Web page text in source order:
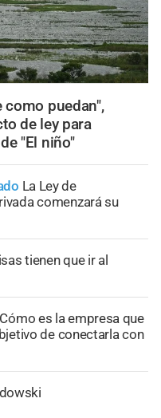
como puedan",
de ley para
"El niño"
La Ley de
comenzará su
tienen que ir al
Cómo es la empresa que
de conectarla con